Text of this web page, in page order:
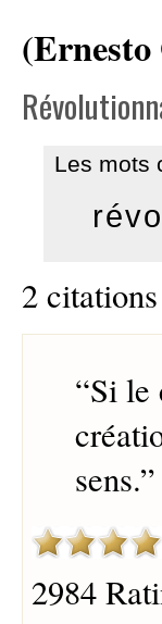
Les mots
2
“Si le
sens.”
2984